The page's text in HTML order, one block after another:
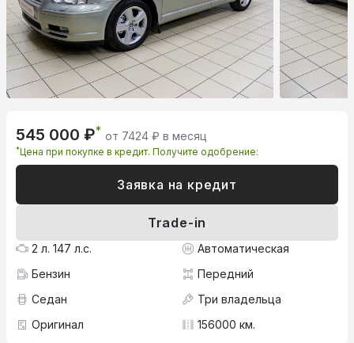
545 000 ₽* от 7424 ₽ в месяц
*Цена при покупке в кредит. Получите одобрение:
Заявка на кредит
Trade-in
2 л. 147 л.с.
Автоматическая
Бензин
Передний
Седан
Три владельца
Оригинал
156000 км.